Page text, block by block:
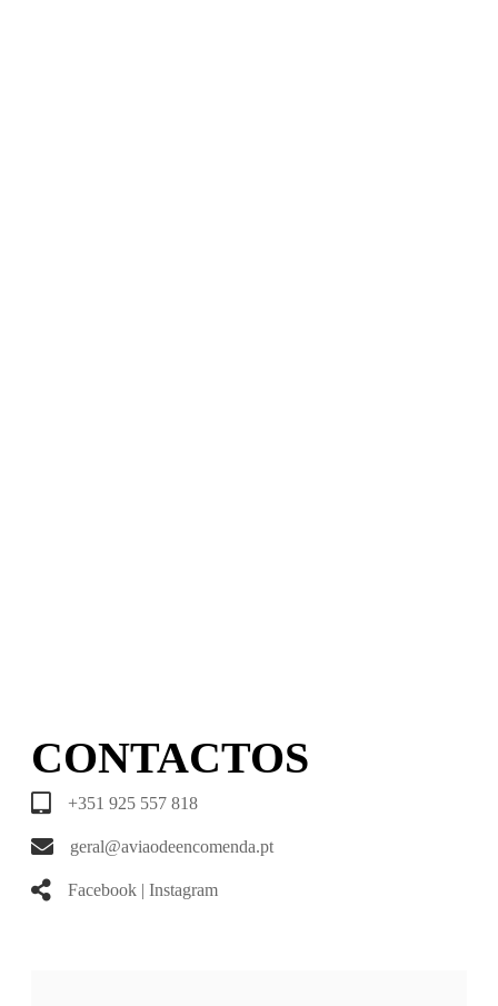
CONTACTOS
+351 925 557 818
geral@aviaodeencomenda.pt
Facebook | Instagram